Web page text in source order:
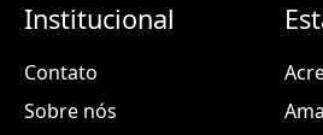
Institucional
Contato
Sobre nós